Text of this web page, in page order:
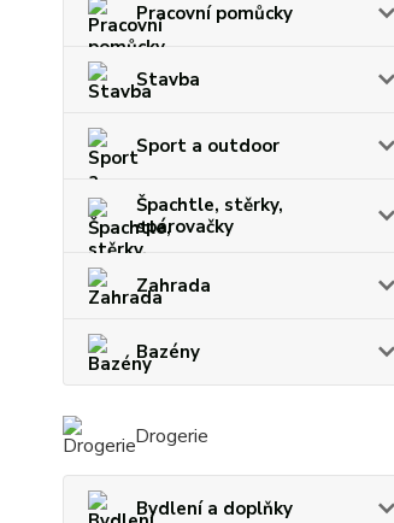
Pracovní pomůcky
Stavba
Sport a outdoor
Špachtle, stěrky,
spárovačky
Zahrada
Bazény
Drogerie
Bydlení a doplňky